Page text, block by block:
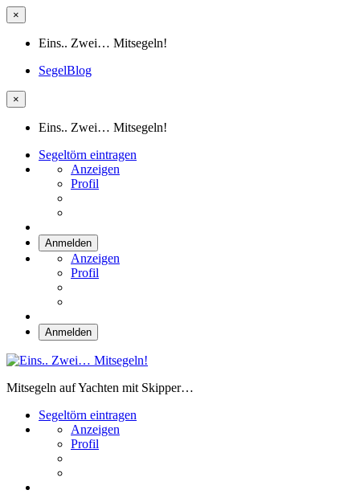
×
Eins.. Zwei… Mitsegeln!
SegelBlog
×
Eins.. Zwei… Mitsegeln!
Segeltörn eintragen
Anzeigen
Profil
Anmelden
Anzeigen
Profil
Anmelden
Mitsegeln auf Yachten mit Skipper…
Segeltörn eintragen
Anzeigen
Profil